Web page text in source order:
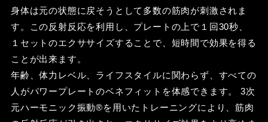
身体は元の状態に戻そうとして多数の筋肉が刺激されま
す。この反射反応を利用し、プレートの上で１回30秒、
１セットのエクササイズすることで、短時間で効果を得る
ことが出来ます。
年齢、体力レベル、ライフスタイルに関わらず、すべての
人がパワープレートのベネフィットを体感できます。 3次
元ハーモニック振動®を用いたトレーニングにより、筋肉